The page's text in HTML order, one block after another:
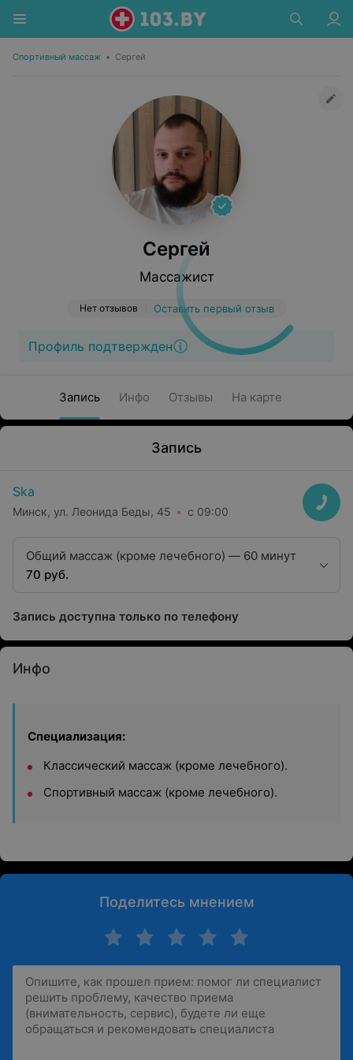
Спортивный массаж • Сергей
Сергей
Массажист
Нет отзывов Оставить первый отзыв
Профиль подтвержден
Запись Инфо Отзывы На карте
Запись
Ska
Минск, ул. Леонида Беды, 45 с 09:00
Общий массаж (кроме лечебного) — 60 минут
70 руб.
Запись доступна только по телефону
Инфо
Специализация:
Классический массаж (кроме лечебного).
Спортивный массаж (кроме лечебного).
Поделитесь мнением